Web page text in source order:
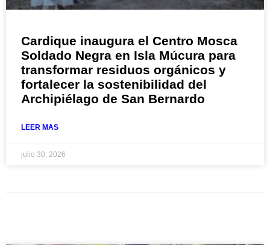
Cardique inaugura el Centro Mosca
Soldado Negra en Isla Múcura para
transformar residuos orgánicos y
fortalecer la sostenibilidad del
Archipiélago de San Bernardo
LEER MAS
julio 30, 2026